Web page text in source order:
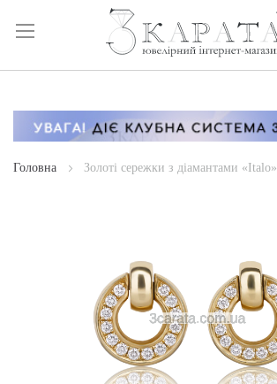
Skip
Content
Головна Золоті сережки з діамантами «Italo»